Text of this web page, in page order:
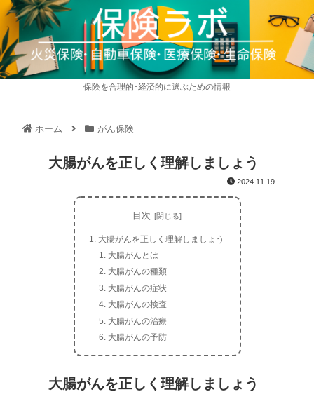
保険を合理的･経済的に選ぶための情報
ホーム がん保険
大腸がんを正しく理解しましょう
2024.11.19
目次
大腸がんを正しく理解しましょう
大腸がんとは
大腸がんの種類
大腸がんの症状
大腸がんの検査
大腸がんの治療
大腸がんの予防
大腸がんを正しく理解しましょう